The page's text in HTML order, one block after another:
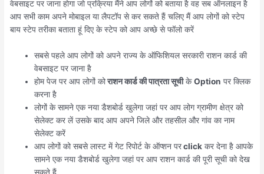
वेबसाइट पर जाना होगा जो प्रक्रिया मैंने आप लोगों को बताया है वह सब ऑनलाइन है
आप सभी काम अपने मोबाइल या लैपटॉप से कर सकते हैं चलिए मैं आप लोगों को स्टेप
बाय स्टेप तरीका बताता हूं दिए के स्टेप को आप अच्छे से फॉलो करें
सबसे पहले आप लोगों को अपने राज्य के ऑफिशियल सरकारी राशन कार्ड की
वेबसाइट पर जाना है
होम पेज पर आप लोगों कोराशन कार्ड की पात्रता सूचीकेOption पर क्लिक
करना है
लोगों के सामने एक नया डैशबोर्ड खुलेगा जहां पर आप लोग ग्रामीण क्षेत्र को
सेलेक्ट कर लें उसके बाद आप अपने जिले और तहसील और गांव का नाम
सेलेक्ट करें
आप लोगों को सबसे लास्ट में गेट रिपोर्ट के ऑप्शन परclick कर देना है आपके
सामने एक नया डैशबोर्ड खुलेगा जहां पर आप राशन कार्ड की पूरी सूची को देख